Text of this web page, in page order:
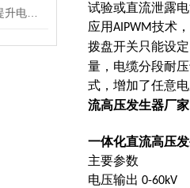
试验或直流泄露
应用AIPWM技术
拨盘开关只能设
量，电缆分段耐
式，增加了任意
流高压发生器厂家
一体化直流高压
主要参数
电压输出 0-60kV